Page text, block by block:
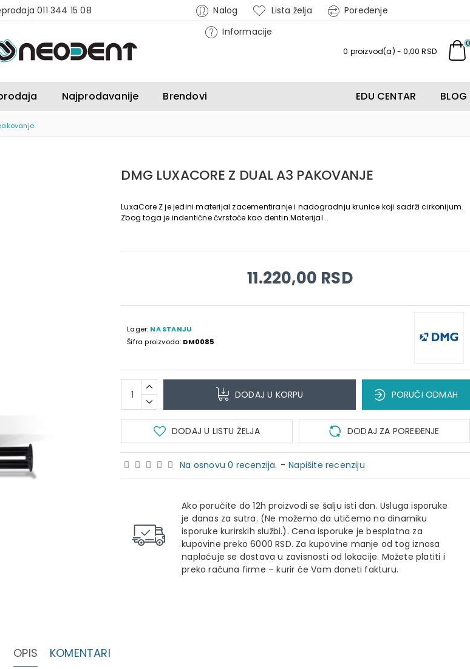
011 344 15 08
Nalog Lista želja
Poređenje
Informacije
0 proizvod(a) - 0,00 RSD
0
Najprodavanije Brendovi EDU CENTAR BLOG
DMG LUXACORE Z DUAL A3 PAKOVANJE
LuxaCore Z je jedini materijal zacementiranje i nadogradnju krunice koji sadrži cirkonijum.
Zbog toga je indentične čvrstoće kao dentin.Materijal ..
Lager: NA STANJU
Šifra proizvoda: DM0085
Na osnovu 0 recenzija. - Napišite recenziju
11.220,00 RSD
DODAJ U KORPU PORUČI ODMAH
DODAJ U LISTU ŽELJA DODAJ ZA POREĐENJE
Ako poručite do 12h proizvodi se šalju isti dan. Usluga isporuke
je danas za sutra. (Ne možemo da utičemo na dinamiku
isporuke kurirskih službi.). Cena isporuke je besplatna za
kupovine preko 6000 RSD. Za kupovine manje od tog iznosa
naplaćuje se dostava u zavisnosti od lokacije. Možete platiti i
preko računa firme – kurir će Vam doneti fakturu.
OPIS KOMENTARI